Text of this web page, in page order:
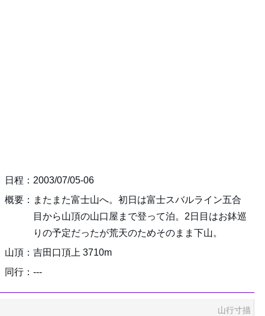
日程：2003/07/05-06
概要：またまた富士山へ。初日は富士スバルライン五合
目から山頂の山口屋まで登って泊。2日目はお鉢巡
りの予定だったが荒天のためそのまま下山。
山頂：吉田口頂上 3710m
同行：---
山行寸描